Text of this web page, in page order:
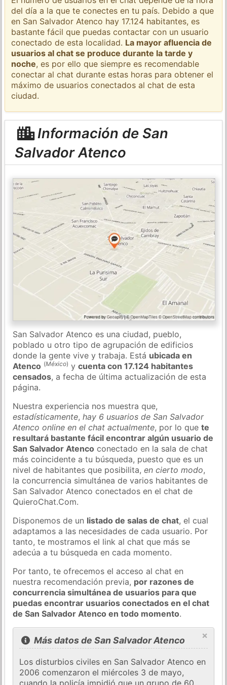
del día a la que te conectes en tu país. Debido a que
en San Salvador Atenco hay 17.124 habitantes, es
bastante fácil que puedas contactar con un usuario
conectado de esta localidad. La mayor afluencia de
usuarios al chat se produce durante la tarde y
noche, es por ello que siempre es recomendable
conectar al chat durante estas horas para obtener el
máximo de usuarios conectados al chat de esta
ciudad.
Información de San
Salvador Atenco
San Salvador Atenco es una ciudad, pueblo,
poblado u otro tipo de agrupación de edificios
donde la gente vive y trabaja. Está ubicada en
Atenco (México) ycuenta con 17.124 habitantes
censados, a fecha de última actualización de esta
página.
Nuestra experiencia nos muestra que,
estadísticamente,hay 6 usuarios de San Salvador
Atenco online en el chat actualmente, por lo quete
resultará bastante fácil encontrar algún usuario de
San Salvador Atenco conectado en la sala de chat
más coincidente a tu búsqueda, puesto que es un
nivel de habitantes que posibilita,en cierto modo,
la concurrencia simultánea de varios habitantes de
San Salvador Atenco conectados en el chat de
QuieroChat.Com.
Disponemos de un listado de salas de chat, el cual
adaptamos a las necesidades de cada usuario. Por
tanto, te mostramos el link al chat que más se
adecúa a tu búsqueda en cada momento.
Por tanto, te ofrecemos el acceso al chat en
nuestra recomendación previa, por razones de
concurrencia simultánea de usuarios para que
puedas encontrar usuarios conectados en el chat
de San Salvador Atenco en todo momento.
×
Más datos de San Salvador Atenco
Los disturbios civiles en San Salvador Atenco en
2006 comenzaron el miércoles 3 de mayo,